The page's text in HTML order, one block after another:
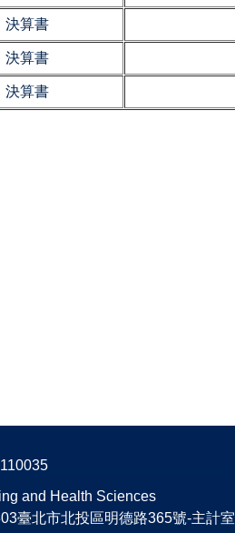
決算書
決算書
決算書
110035
and Health Sciences
臺北市北投區明德路365號-主計室